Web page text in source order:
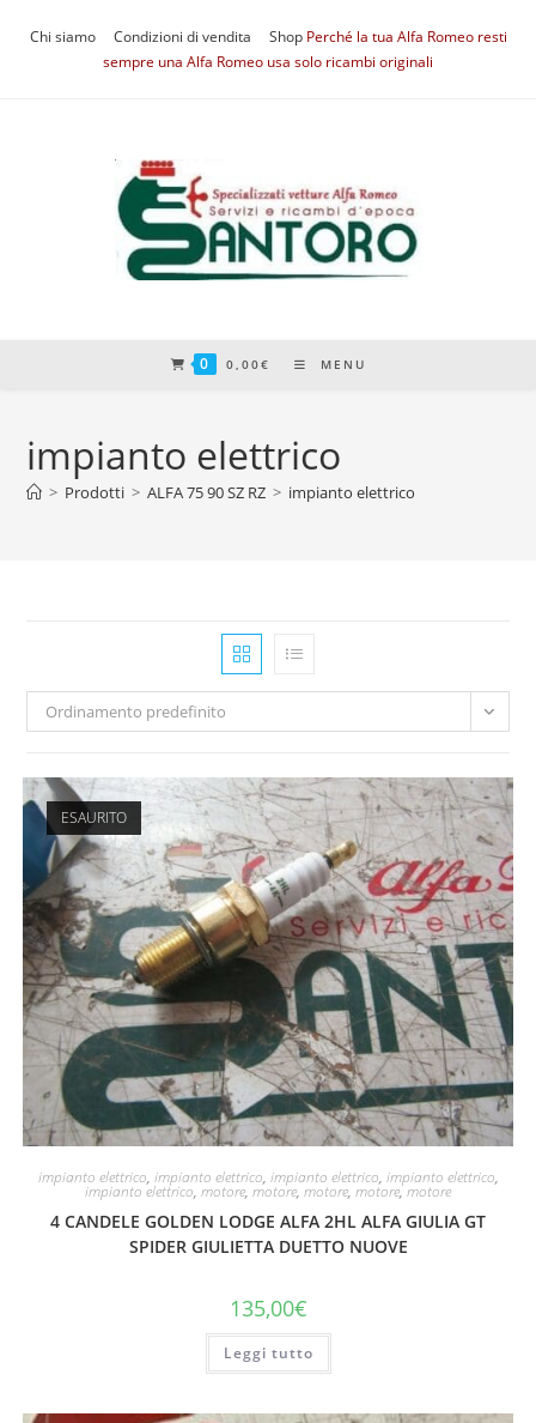
Chi siamo Condizioni di vendita Shop Perché la tua Alfa Romeo resti
sempre una Alfa Romeo usa solo ricambi originali
0 0,00€ MENU
impianto elettrico
> Prodotti > ALFA 75 90 SZ RZ > impianto elettrico
Ordinamento predefinito
ESAURITO
impianto elettrico, impianto elettrico, impianto elettrico, impianto elettrico,
impianto elettrico, motore, motore, motore, motore,motore
4 CANDELE GOLDEN LODGE ALFA 2HL ALFA GIULIA GT
SPIDER GIULIETTA DUETTO NUOVE
135,00€
Leggi tutto